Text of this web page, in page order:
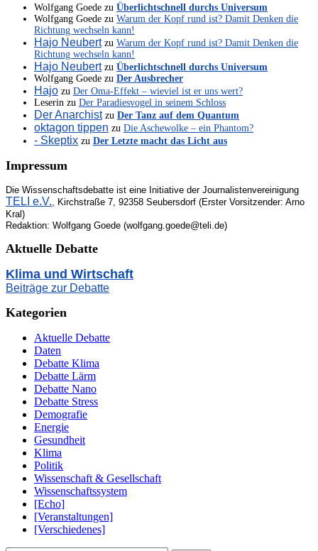
Wolfgang Goede zu Überlichtschnell durchs Universum
Wolfgang Goede zu Warum der Kopf rund ist? Damit Denken die
Richtung wechseln kann!
Hajo Neubertzu Warum der Kopf rund ist? Damit Denken die
Richtung wechseln kann!
Hajo Neubertzu Überlichtschnell durchs Universum
Wolfgang Goede zu Der Ausbrecher
Hajo zu Der Oma-Effekt – wieviel ist er uns wert?
Leserin zu Der Paradiesvogel in seinem Schloss
Der Anarchistzu Der Tanz auf dem Quantum
oktagon tippen zu Die Aschewolke – ein Phantom?
- Skeptix zu Der Letzte macht das Licht aus
Impressum
Die Wissenschaftsdebatte ist eine Initiative der Journalistenvereinigung
TELI e.V., Kirchstraße 7, 92358 Seubersdorf (Erster Vorsitzender: Arno
Kral)
Redaktion: Wolfgang Goede (wolfgang.goede@teli.de)
Aktuelle Debatte
Klima und Wirtschaft
Beiträge zur Debatte
Kategorien
Aktuelle Debatte
Daten
Debatte Klima
Debatte Lärm
Debatte Nano
Debatte Stress
Demografie
Energie
Gesundheit
Klima
Politik
Wissenschaft & Gesellschaft
Wissenschaftssystem
[Echo]
[Veranstaltungen]
[Verschiedenes]